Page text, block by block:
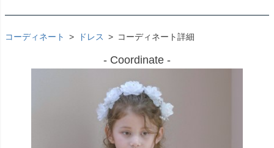
コーディネート ドレス コーディネート詳細
- Coordinate -